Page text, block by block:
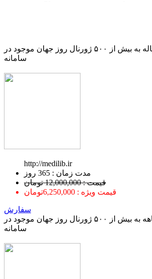
دسترسی یکساله به بیش از ۵۰۰ ژورنال روز جهان موجود در
سامانه
http://medilib.ir
ﻣﺪﺕ ﺯﻣﺎﻥ : 365 ﺭﻭﺯ
قیمت : 12,000,000 تومان
قیمت ویژه : 6,250,000تومان
سفارش
دسترسی ۳ ماهه به بیش از ۵۰۰ ژورنال روز جهان موجود در
سامانه